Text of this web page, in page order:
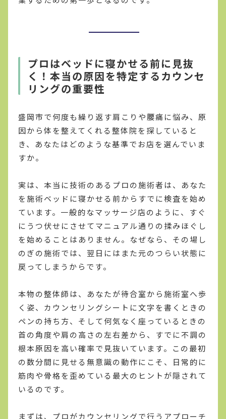
プロはベッドに寝かせる前に見抜
く！本当の原因を特定するカウンセ
リングの重要性
盛岡市で何度も繰り返す肩こりや腰痛に悩み、原
因から体を整えてくれる整体院を探していると
き、あなたはどのような基準でお店を選んでいま
すか。
実は、本当に技術のあるプロの施術者は、あなた
を施術ベッドに寝かせる前からすでに検査を始め
ています。一般的なマッサージ店のように、すぐ
にうつ伏せにさせてマニュアル通りの揉みほぐし
を始めることはありません。なぜなら、その場し
のぎの施術では、翌日にはまた元のつらい状態に
戻ってしまうからです。
本物の整体師は、あなたが待合室から施術室へ歩
く姿、カウンセリングシートに文字を書くときの
ペンの持ち方、そして何気なく座っているときの
首の角度や肩の高さの左右差から、すでに不調の
根本原因を高い確率で見抜いています。この最初
の数分間に見せる無意識の動作にこそ、日常的に
筋肉や骨格を歪めている最大のヒントが隠されて
いるのです。
まずは、プロがカウンセリングで行うアプローチ